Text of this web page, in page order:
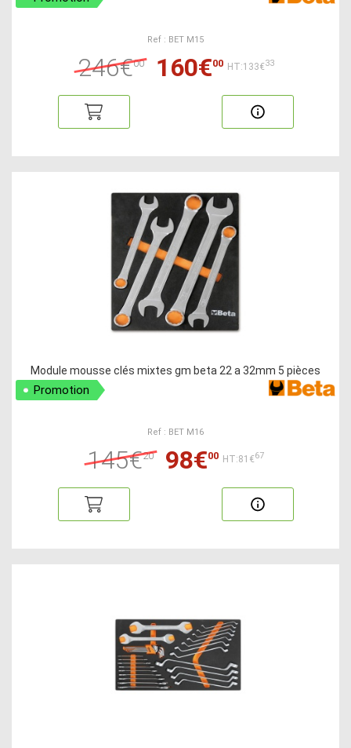
Ref : BET M15
246€00 160€00 HT:133€33
Module mousse clés mixtes gm beta 22 a 32mm 5 pièces
Promotion
Ref : BET M16
145€20 98€00 HT:81€67